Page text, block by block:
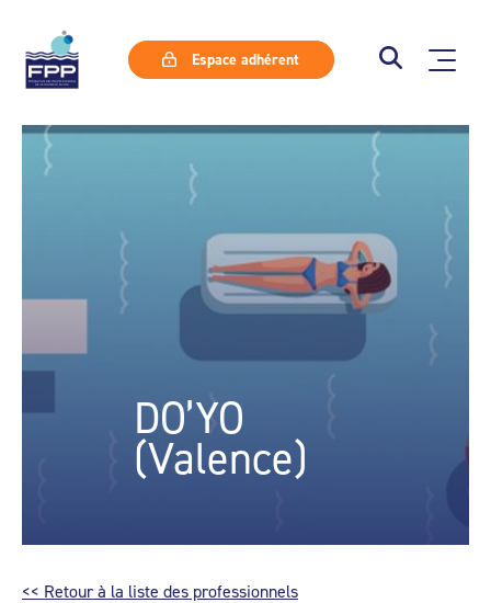
Espace adhérent
DO’YO
(Valence)
<< Retour à la liste des professionnels